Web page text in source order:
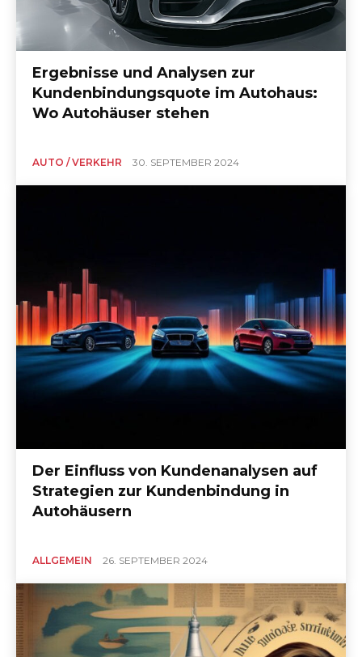
Ergebnisse und Analysen zur
Kundenbindungsquote im Autohaus:
Wo Autohäuser stehen
AUTO / VERKEHR 30. SEPTEMBER 2024
Der Einfluss von Kundenanalysen auf
Strategien zur Kundenbindung in
Autohäusern
ALLGEMEIN 26. SEPTEMBER 2024